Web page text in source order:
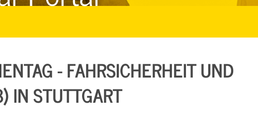
- FAHRSICHERHEIT UND
IN STUTTGART